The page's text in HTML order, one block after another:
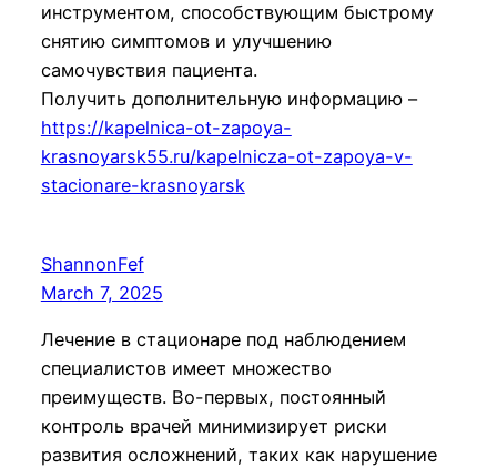
инструментом, способствующим быстрому
снятию симптомов и улучшению
самочувствия пациента.
Получить дополнительную информацию –
https://kapelnica-ot-zapoya-
krasnoyarsk55.ru/kapelnicza-ot-zapoya-v-
stacionare-krasnoyarsk
ShannonFef
March 7, 2025
Лечение в стационаре под наблюдением
специалистов имеет множество
преимуществ. Во-первых, постоянный
контроль врачей минимизирует риски
развития осложнений, таких как нарушение